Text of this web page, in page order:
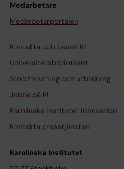
Medarbetare
Medarbetarportalen
Kontakta och besök KI
Universitetsbiblioteket
Stöd forskning och utbildning
Jobba på KI
Karolinska Institutet Innovation
Kontakta presstjänsten
Karolinska Institutet